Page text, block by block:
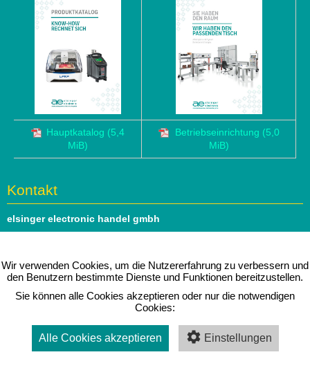
Wir verwenden Cookies, um die Nutzererfahrung zu verbessern und
den Benutzern bestimmte Dienste und Funktionen bereitzustellen.
Sie können alle Cookies akzeptieren oder nur die notwendigen
Cookies:
Alle Cookies akzeptieren Einstellungen
Hauptkatalog (5,4
MiB)
Betriebseinrichtung (5,0
MiB)
Kontakt
elsinger electronic handel gmbh
1140 Wien
Tel: 01 979 46 51
⇒ Folgen Sie uns auflinkedIn
Kontakt